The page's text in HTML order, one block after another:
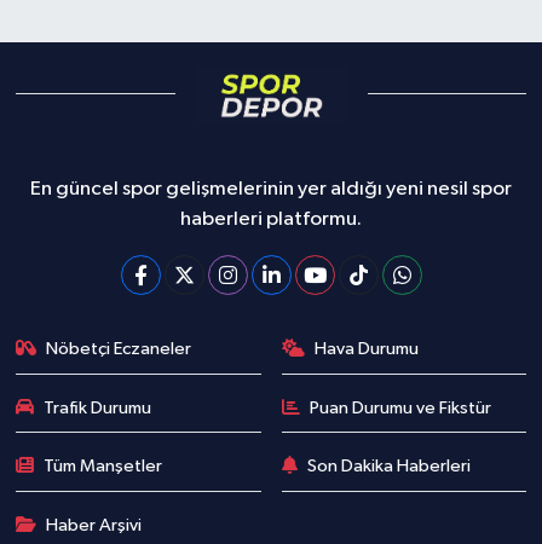
En güncel spor gelişmelerinin yer aldığı yeni nesil spor
haberleri platformu.
Nöbetçi Eczaneler Hava Durumu
Trafik Durumu Puan Durumu ve Fikstür
Tüm Manşetler Son Dakika Haberleri
Haber Arşivi